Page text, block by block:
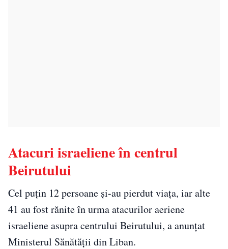
Atacuri israeliene în centrul
Beirutului
Cel puțin 12 persoane și-au pierdut viața, iar alte
41 au fost rănite în urma atacurilor aeriene
israeliene asupra centrului Beirutului, a anunțat
Ministerul Sănătății din Liban.